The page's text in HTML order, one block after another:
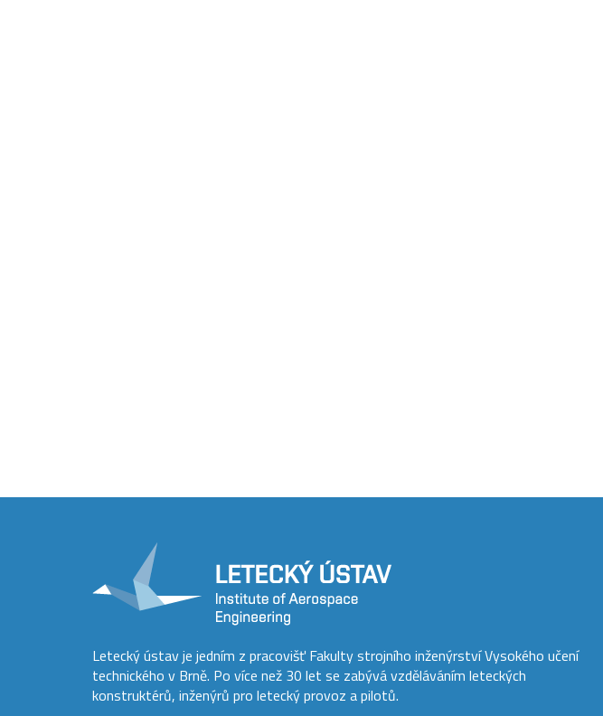
Letecký ústav je jedním z pracovišť Fakulty strojního inženýrství Vysokého učení
technického v Brně. Po více než 30 let se zabývá vzděláváním leteckých
konstruktérů, inženýrů pro letecký provoz a pilotů.